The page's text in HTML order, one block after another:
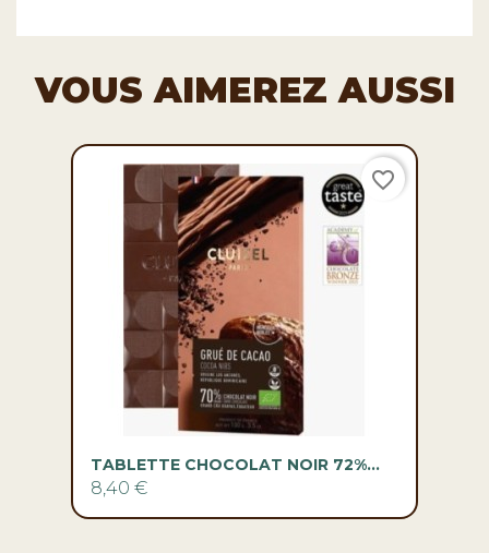
VOUS AIMEREZ AUSSI
TABLETTE CHOCOLAT NOIR 72%...
8,40 €
favorite_border